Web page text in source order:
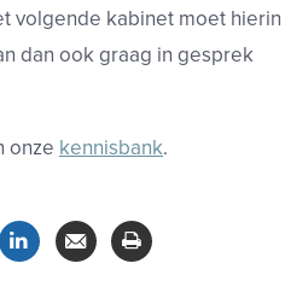
volgende kabinet moet hierin
dan ook graag in gesprek
onze kennisbank.